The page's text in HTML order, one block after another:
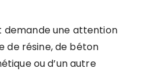
demande une attention
de résine, de béton
ou d’un autre